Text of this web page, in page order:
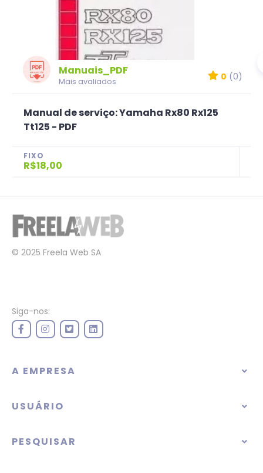
Manuais_PDF
Mais avaliados 0 (0)
Manual de serviço: Yamaha Rx80 Rx125
Tt125 - PDF
FIXO
R$18,00
© 2025 Freela Web SA
Siga-nos:
A EMPRESA
USUÁRIO
PESQUISAR